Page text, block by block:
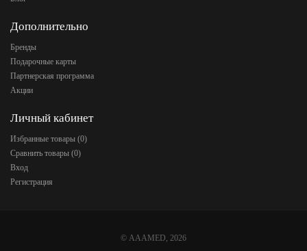
Дополнительно
Бренды
Подарочные карты
Партнерская программа
Акции
Личный кабинет
Избранные товары (0)
Сравнить товары (0)
Вход
Регистрация
© AAAMED, 2026